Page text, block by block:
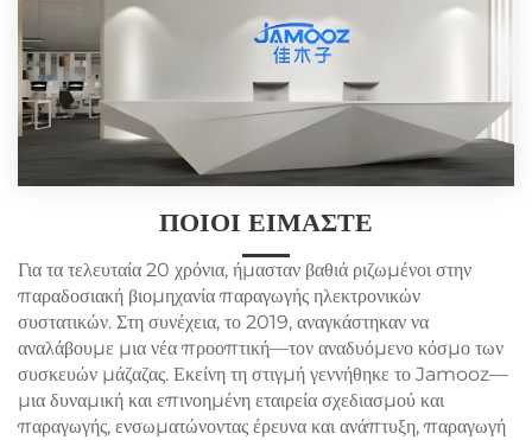
ΠΟΙΟΙ ΕΊΜΑΣΤΕ
Για τα τελευταία 20 χρόνια, ήμασταν βαθιά ριζωμένοι στην
παραδοσιακή βιομηχανία παραγωγής ηλεκτρονικών
συστατικών. Στη συνέχεια, το 2019, αναγκάστηκαν να
αναλάβουμε μια νέα προοπτική—τον αναδυόμενο κόσμο των
συσκευών μάζαζας. Εκείνη τη στιγμή γεννήθηκε το Jamooz—
μια δυναμική και επινοημένη εταιρεία σχεδιασμού και
παραγωγής, ενσωματώνοντας έρευνα και ανάπτυξη, παραγωγή